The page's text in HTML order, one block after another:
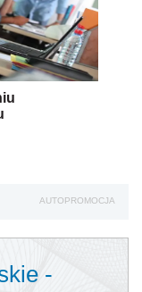
AUTOPROMOCJA
-